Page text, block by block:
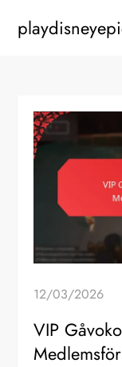
12/03/2026
VIP